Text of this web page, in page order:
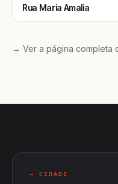
Rua Maria Amalia
→ Ver a página completa
→ CIDADE